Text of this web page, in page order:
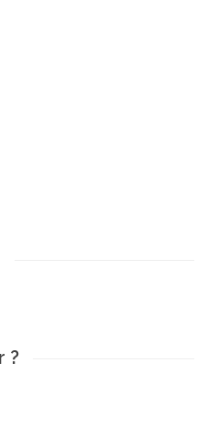
?